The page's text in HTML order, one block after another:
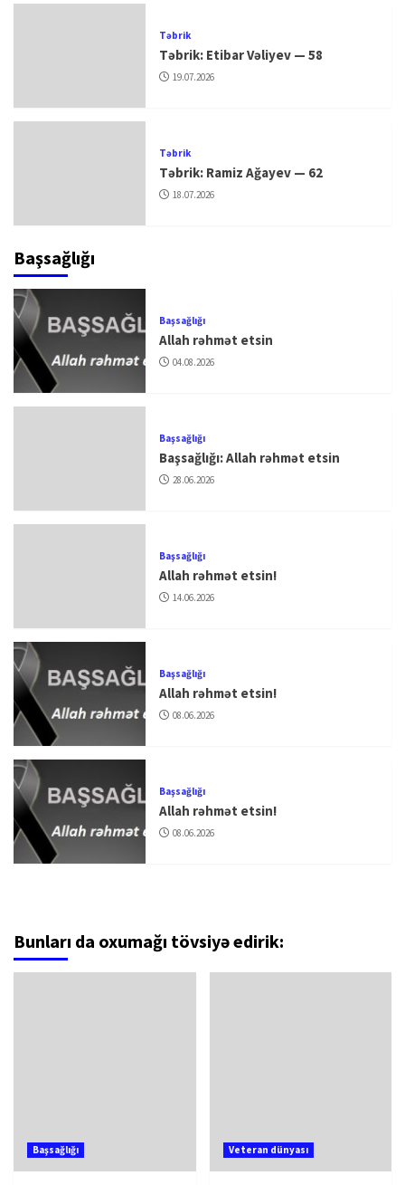
Təbrik
Təbrik: Etibar Vəliyev — 58
19.07.2026
Təbrik
Təbrik: Ramiz Ağayev — 62
18.07.2026
Başsağlığı
Başsağlığı
Allah rəhmət etsin
04.08.2026
Başsağlığı
Başsağlığı: Allah rəhmət etsin
28.06.2026
Başsağlığı
Allah rəhmət etsin!
14.06.2026
Başsağlığı
Allah rəhmət etsin!
08.06.2026
Başsağlığı
Allah rəhmət etsin!
08.06.2026
Bunları da oxumağı tövsiyə edirik:
Başsağlığı Veteran dünyası